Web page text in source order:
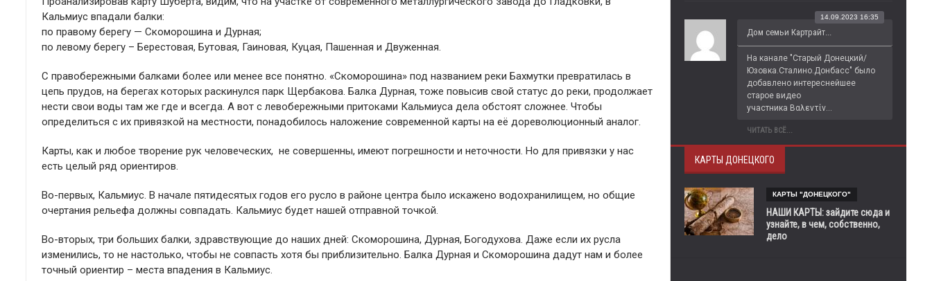
Кальмиус впадали балки:
по правому берегу — Скоморошина и Дурная;
по левому берегу – Берестовая, Бутовая, Гаиновая, Куцая, Пашенная и Двуженная.
С правобережными балками более или менее все понятно. «Скоморошина» под названием реки Бахмутки превратилась в
цепь прудов, на берегах которых раскинулся парк Щербакова. Балка Дурная, тоже повысив свой статус до реки, продолжает
нести свои воды там же где и всегда. А вот с левобережными притоками Кальмиуса дела обстоят сложнее. Чтобы
определиться с их привязкой на местности, понадобилось наложение современной карты на её дореволюционный аналог.
Карты, как и любое творение рук человеческих, не совершенны, имеют погрешности и неточности. Но для привязки у нас
есть целый ряд ориентиров.
Во-первых, Кальмиус. В начале пятидесятых годов его русло в районе центра было искажено водохранилищем, но общие
очертания рельефа должны совпадать. Кальмиус будет нашей отправной точкой.
Во-вторых, три больших балки, здравствующие до наших дней: Скоморошина, Дурная, Богодухова. Даже если их русла
изменились, то не настолько, чтобы не совпасть хотя бы приблизительно. Балка Дурная и Скоморошина дадут нам и более
точный ориентир – места впадения в Кальмиус.
Дом семьи Картрайт...
14.09.2023 16:35
На канале "Старый Донецкий/
Юзовка.Сталино.Донбасс" было
добавлено интереснейшее
старое видео
участника Βαλεντίν...
ЧИТАТЬ ВСЁ...
КАРТЫ ДОНЕЦКОГО
КАРТЫ "ДОНЕЦКОГО"
НАШИ КАРТЫ: зайдите сюда и
узнайте, в чем, собственно,
дело